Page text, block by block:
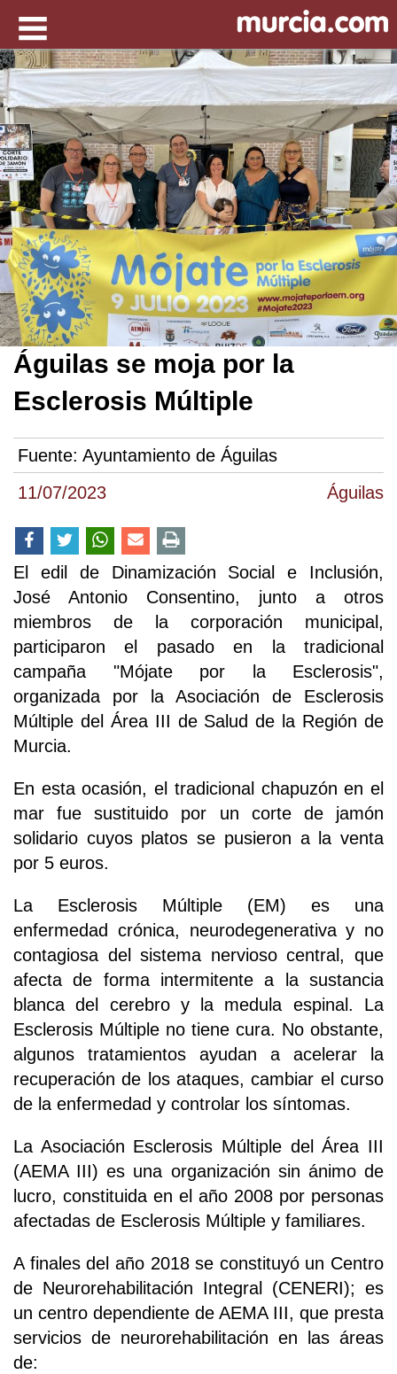
11/07/2023 Águilas
Águilas se moja por la
Esclerosis Múltiple
Fuente: Ayuntamiento de Águilas
El edil de Dinamización Social e Inclusión,
José Antonio Consentino, junto a otros
miembros de la corporación municipal,
participaron el pasado en la tradicional
campaña "Mójate por la Esclerosis",
organizada por la Asociación de Esclerosis
Múltiple del Área III de Salud de la Región de
Murcia.
En esta ocasión, el tradicional chapuzón en el
mar fue sustituido por un corte de jamón
solidario cuyos platos se pusieron a la venta
por 5 euros.
La Esclerosis Múltiple (EM) es una
enfermedad crónica, neurodegenerativa y no
contagiosa del sistema nervioso central, que
afecta de forma intermitente a la sustancia
blanca del cerebro y la medula espinal. La
Esclerosis Múltiple no tiene cura. No obstante,
algunos tratamientos ayudan a acelerar la
recuperación de los ataques, cambiar el curso
de la enfermedad y controlar los síntomas.
La Asociación Esclerosis Múltiple del Área III
(AEMA III) es una organización sin ánimo de
lucro, constituida en el año 2008 por personas
afectadas de Esclerosis Múltiple y familiares.
A finales del año 2018 se constituyó un Centro
de Neurorehabilitación Integral (CENERI); es
un centro dependiente de AEMA III, que presta
servicios de neurorehabilitación en las áreas
de: